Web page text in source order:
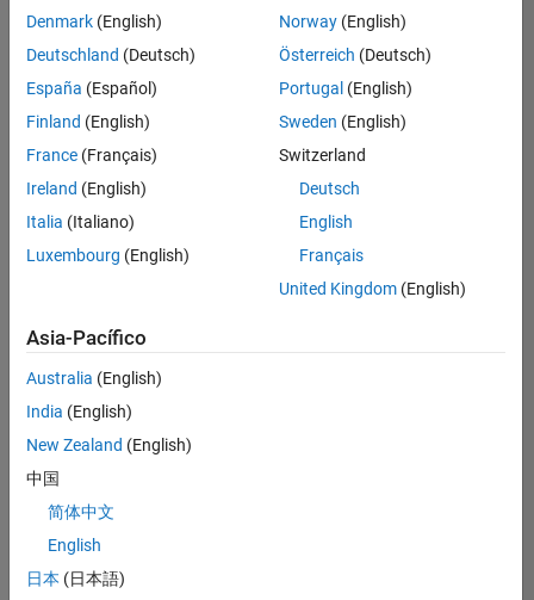
No se
han
traducido
todos
los
empleos.
Busque
por
ubicación
todos
empleos
en su
zona.
Senior Solutions Engineer - Model Based Design
Model Based
Denmark (English)
Deutschland (Deutsch)
España (Español)
Finland (English)
France (Français)
Ireland (English)
Italia (Italiano)
Luxembourg (English)
Norway(English)
Österreich (Deutsch)
Portugal (English)
Sweden (English)
Switzerland
Deutsch
English
Français
United Kingdom(English)
Asia-Pacífico
Australia (English)
India (English)
New Zealand (English)
中国
简体中文
English
日本 (日本語)